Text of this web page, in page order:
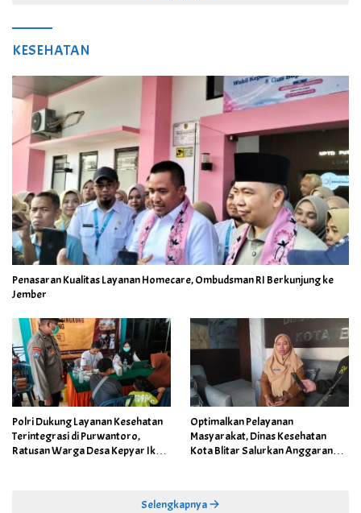
KESEHATAN
Penasaran Kualitas Layanan Homecare, Ombudsman RI Berkunjung ke
Jember
Polri Dukung Layanan Kesehatan
Terintegrasi di Purwantoro,
Ratusan Warga Desa Kepyar Ikuti
Optimalkan Pelayanan
Masyarakat, Dinas Kesehatan
Kota Blitar Salurkan Anggaran
Selengkapnya